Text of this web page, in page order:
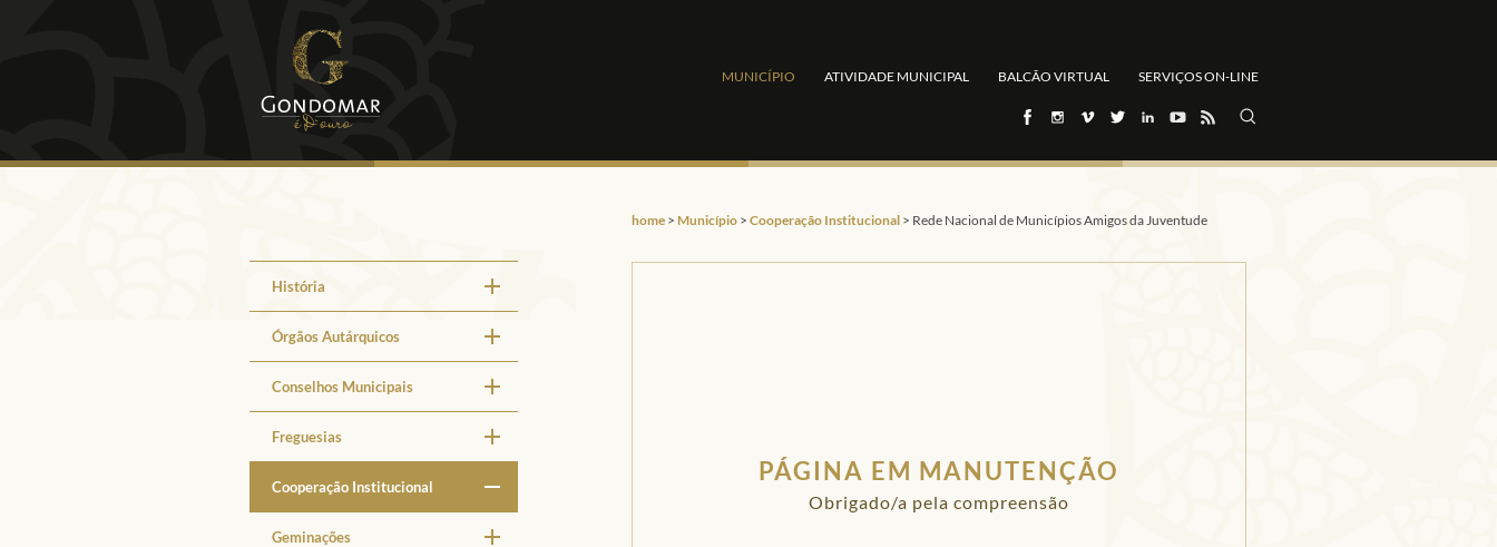
MUNICÍPIO ATIVIDADE MUNICIPAL BALCÃO VIRTUAL SERVIÇOS ON-LINE
História
Órgãos Autárquicos
Conselhos Municipais
Freguesias
Cooperação Institucional
Geminações
home> Município> Cooperação Institucional> Rede Nacional de Municípios Amigos da Juventude
PÁGINA EM MANUTENÇÃO
Obrigado/a pela compreensão